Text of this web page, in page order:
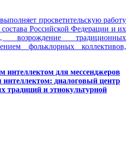
просветительскую работу
Российской Федерации и их
возрождение традиционных
фольклорных коллективов,
интеллектом для мессенджеров
диалоговый центр
традиций и этнокультурной